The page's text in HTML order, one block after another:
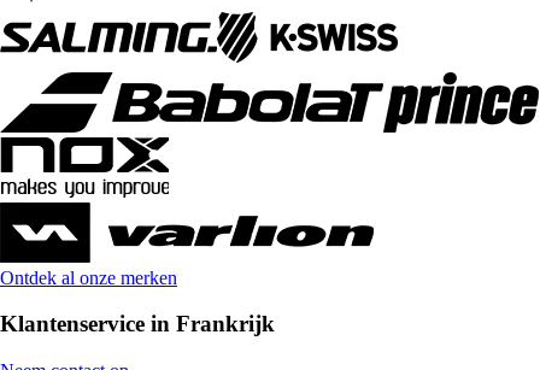
Ontdek al onze merken
Klantenservice in Frankrijk